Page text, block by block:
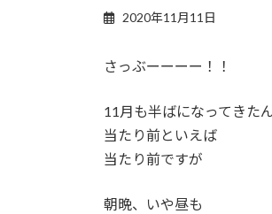
2020年11月11日
さっぶーーーー！！
11月も半ばになってきた
当たり前といえば
当たり前ですが
朝晩、いや昼も